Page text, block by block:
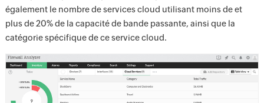
également le nombre de services cloud utilisant moins de et
plus de 20% de la capacité de bande passante, ainsi que la
catégorie spécifique de ce service cloud.